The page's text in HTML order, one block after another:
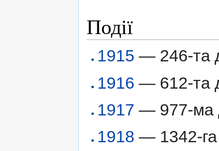
Події
1915 — 246-та
1916 — 612-та
1917 — 977-ма
1918 — 1342-га